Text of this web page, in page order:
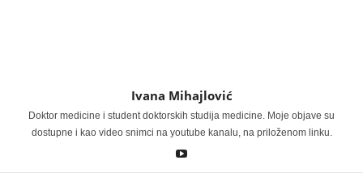
Ivana Mihajlović
Doktor medicine i student doktorskih studija medicine. Moje objave su
dostupne i kao video snimci na youtube kanalu, na priloženom linku.